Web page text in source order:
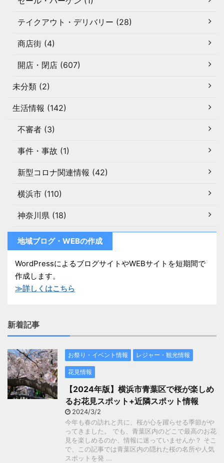
テイクアウト・デリバリー (28)
商店街 (4)
開店・閉店 (607)
未分類 (2)
生活情報 (142)
不審者 (3)
事件・事故 (1)
新型コロナ関連情報 (42)
横浜市 (110)
神奈川県 (18)
地域ブログ・WEBの作成
WordPressによるブログサイトやWEBサイトを短期間で
作成します。
≫詳しくはこちら
新着記事
お祭り・イベント情報 レジャー・観光情報
花見情報
【2024年版】横浜市青葉区で桜が楽しめ
るお花見スポット+近隣スポット情報
2024/3/2
今年も春の訪れと共に、桜が心を躍らせる季節がや
ってきました。 でも、青葉区内のどこで最高のお花
見を楽しめるのか、情報に迷っていませんか？ そこ
で、この記事では青葉区内の隠れた桜の名所や人気
スポットを発 ...